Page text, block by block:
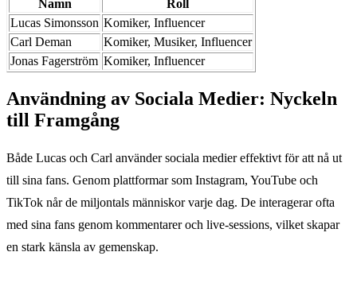
Namn
Roll
Lucas Simonsson Komiker, Influencer
Carl Deman
Komiker, Musiker, Influencer
Jonas Fagerström Komiker, Influencer
Användning av Sociala Medier: Nyckeln
till Framgång
Både Lucas och Carl använder sociala medier effektivt för att nå ut
till sina fans. Genom plattformar som Instagram, YouTube och
TikTok når de miljontals människor varje dag. De interagerar ofta
med sina fans genom kommentarer och live-sessions, vilket skapar
en stark känsla av gemenskap.